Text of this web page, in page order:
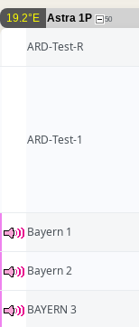
19.2°E Astra 1P 50
ARD-Test-R
ARD-Test-1
Bayern 1
Bayern 2
BAYERN 3